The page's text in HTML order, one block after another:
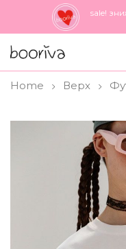
sale!
Home Верх